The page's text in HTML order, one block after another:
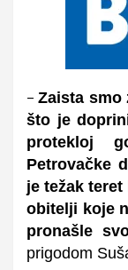
–Zaista smo
što je
protekloj
Petrovačke
je težak
obitelji koje
pronašle
prigodom